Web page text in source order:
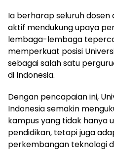
Ia berharap seluruh
aktif mendukung upaya
lembaga-lembaga
memperkuat posisi
sebagai salah satu
di Indonesia.
Dengan pencapaian ini,
Indonesia semakin
kampus yang tidak hanya
pendidikan, tetapi juga
perkembangan teknologi